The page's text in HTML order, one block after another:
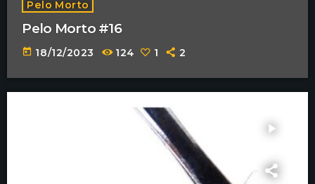
Pelo Morto
Pelo Morto #16
today 18/12/2023 124 1 2
play_arrow